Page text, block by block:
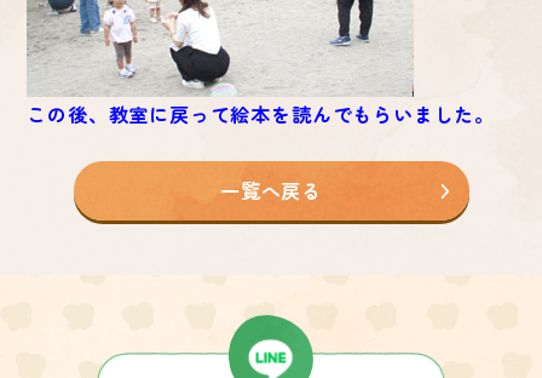
この後、教室に戻って絵本を読んでもらいました。
一覧へ戻る